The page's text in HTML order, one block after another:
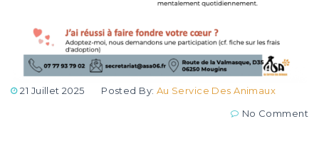
21 Juillet 2025 Posted By: Au Service Des Animaux
No Comment